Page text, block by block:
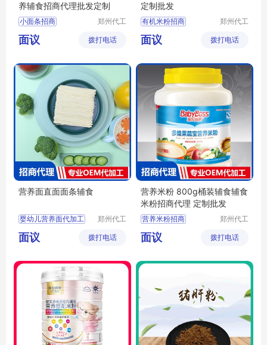
养辅食招商代理批发定制
小面条招商
小面条代理
辅食批发
郑州代工
技有限公
面议 拨打电话
定制批发
有机米粉招商
有机米粉批发
宝宝米粉代理
婴幼儿辅食招商
郑州代工
技有限公
面议 拨打电话
营养面直面面条辅食
婴幼儿营养面代加工
婴幼儿营养面贴牌代工
婴幼儿营养面oem
营养直面代加工
郑州代工
技有限公
面议 拨打电话
营养米粉 800g桶装辅食辅食
米粉招商代理 定制批发
营养米粉招商
营养米粉代理
桶装米粉批发
婴儿辅食招商
郑州代工
技有限公
面议 拨打电话